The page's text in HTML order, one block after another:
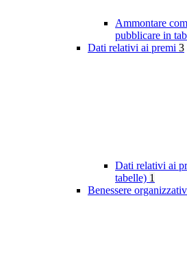
Ammontare
pubblicare in
Dati relativi ai premi 3
Dati relativi ai
tabelle) 1
Benessere